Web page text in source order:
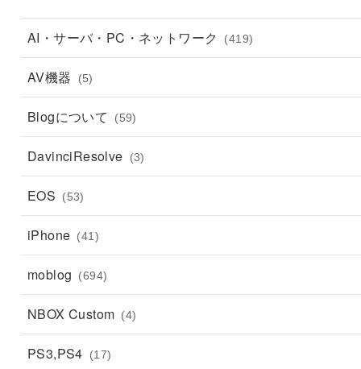
AI・サーバ・PC・ネットワーク (419)
AV機器 (5)
Blogについて (59)
DavinciResolve (3)
EOS (53)
iPhone (41)
moblog (694)
NBOX Custom (4)
PS3,PS4 (17)